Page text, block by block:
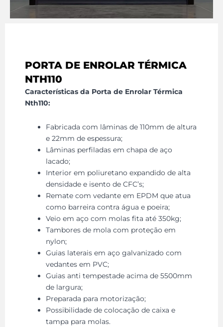
PORTA DE ENROLAR TÉRMICA
NTH110
Características da Porta de Enrolar Térmica
Nth110:
Fabricada com lâminas de 110mm de altura
e 22mm de espessura;
Lâminas perfiladas em chapa de aço
lacado;
Interior em poliuretano expandido de alta
densidade e isento de CFC’s;
Remate com vedante em EPDM que atua
como barreira contra água e poeira;
Veio em aço com molas fita até 350kg;
Tambores de mola com proteção em
nylon;
Guias laterais em aço galvanizado com
vedantes em PVC;
Guias anti tempestade acima de 5500mm
de largura;
Preparada para motorização;
Possibilidade de colocação de caixa e
tampa para molas.